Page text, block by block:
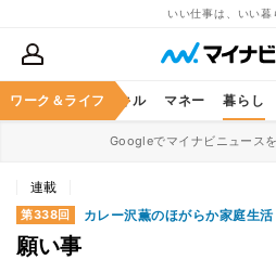
いい仕事は、いい暮
ワーク＆ライフ
ア ビジネススキル マネー 暮らし
Googleでマイナビニュース
連載
第338回 カレー沢薫のほがらか家庭生活
願い事